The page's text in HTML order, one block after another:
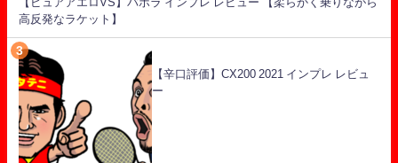
【ピュアアエロVS】バボラ インプレ レビュー 【柔らかく乗りながら
高反発なラケット】
【辛口評価】CX200 2021 インプレ レビュ
ー